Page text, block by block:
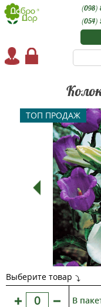
(098)
(054)
ТОП ПРОДАЖ
Выберите товар
В